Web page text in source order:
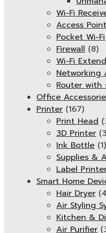
Wi-Fi
Access
Pocket Wi-Fi
Firewall (8)
Wi-Fi
Networking
Router with
Office
Printer (167)
Print Head
3D Printer
Ink Bottle (1)
Supplies &
Label
Smart Home
Hair Dryer
Air Styling
Kitchen &
Air Purifier